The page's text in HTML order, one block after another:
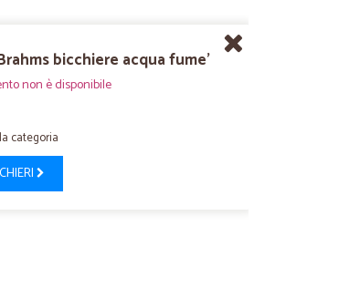
bicchiere acqua fume'
non è disponibile
categoria